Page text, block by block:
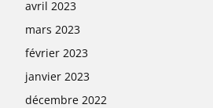
avril 2023
mars 2023
février 2023
janvier 2023
décembre 2022